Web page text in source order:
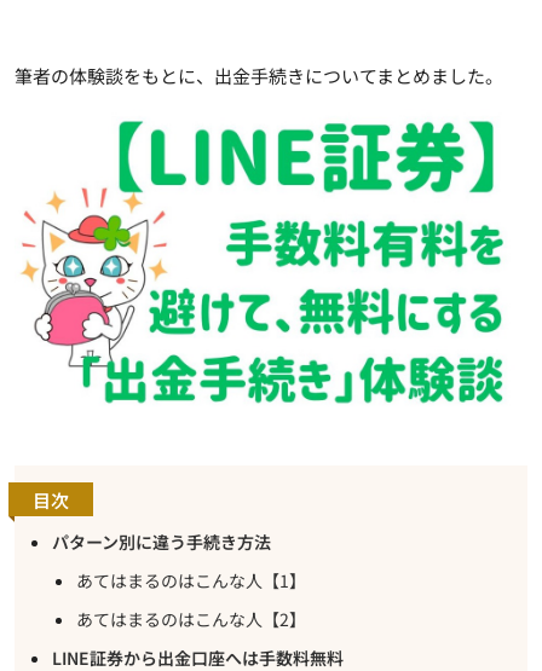
筆者の体験談をもとに、出金手続きについてまとめました。
目次
パターン別に違う手続き方法
あてはまるのはこんな人【1】
あてはまるのはこんな人【2】
LINE証券から出金口座へは手数料無料